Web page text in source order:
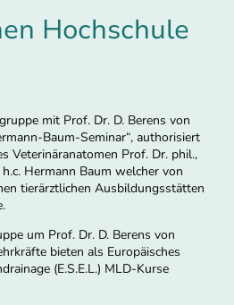
Hochschule
mit Prof. Dr. D. Berens von
Baum-Seminar“, authorisiert
Veterinäranatomen Prof. Dr. phil.,
Hermann Baum welcher von
tierärztlichen Ausbildungsstätten
um Prof. Dr. D. Berens von
bieten als Europäisches
(E.S.E.L.) MLD-Kurse